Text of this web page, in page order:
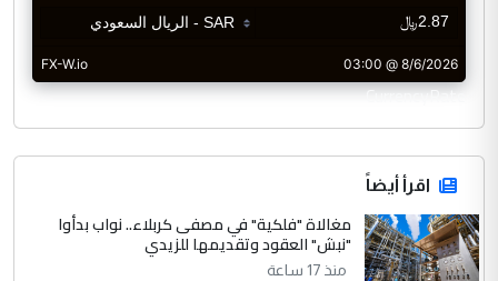
CurrencyRate
اقرأ أيضاً
مغالاة "فلكية" في مصفى كربلاء.. نواب بدأوا
"نبش" العقود وتقديمها للزيدي
منذ 17 ساعة